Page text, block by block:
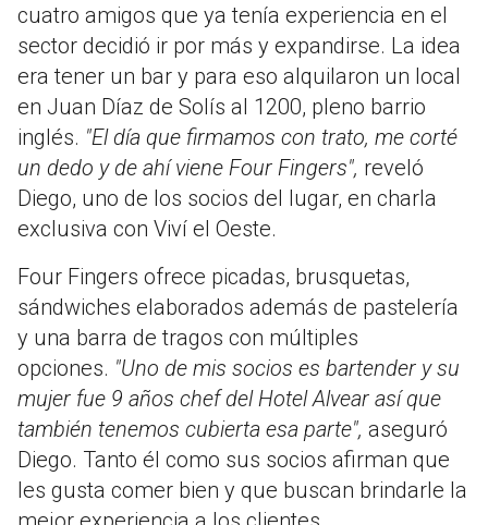
cuatro amigos que ya tenía experiencia en el
sector decidió ir por más y expandirse. La idea
era tener un bar y para eso alquilaron un local
en Juan Díaz de Solís al 1200, pleno barrio
inglés. "El día que firmamos con trato, me corté
un dedo y de ahí viene Four Fingers", reveló
Diego, uno de los socios del lugar, en charla
exclusiva con Viví el Oeste.
Four Fingers ofrece picadas, brusquetas,
sándwiches elaborados además de pastelería
y una barra de tragos con múltiples
opciones. "Uno de mis socios es bartender y su
mujer fue 9 años chef del Hotel Alvear así que
también tenemos cubierta esa parte", aseguró
Diego. Tanto él como sus socios afirman que
les gusta comer bien y que buscan brindarle la